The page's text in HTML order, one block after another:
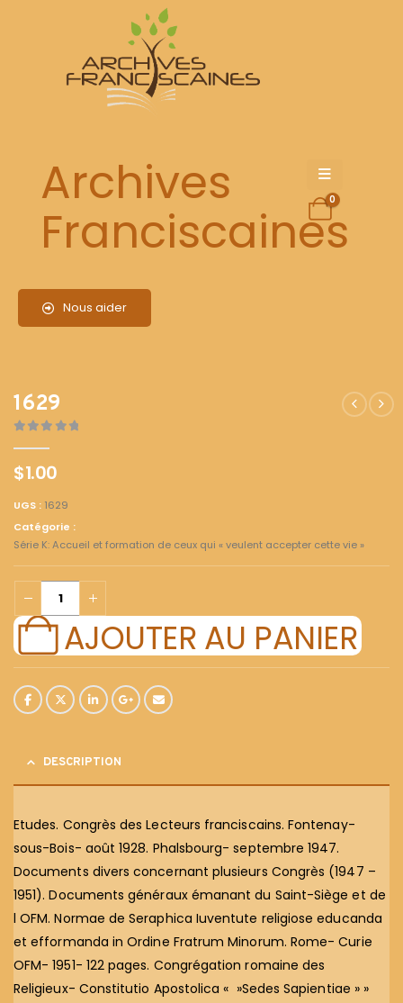
Archives
Franciscaines
Nous aider
0
1629
$1.00
UGS : 1629
Catégorie :
Série K: Accueil et formation de ceux qui « veulent accepter cette vie »
AJOUTER AU PANIER
DESCRIPTION
Etudes. Congrès des Lecteurs franciscains. Fontenay-
sous-Bois- août 1928. Phalsbourg- septembre 1947.
Documents divers concernant plusieurs Congrès (1947 –
1951). Documents généraux émanant du Saint-Siège et de
l OFM. Normae de Seraphica Iuventute religiose educanda
et efformanda in Ordine Fratrum Minorum. Rome- Curie
OFM- 1951- 122 pages. Congrégation romaine des
Religieux- Constitutio Apostolica « »Sedes Sapientiae » »